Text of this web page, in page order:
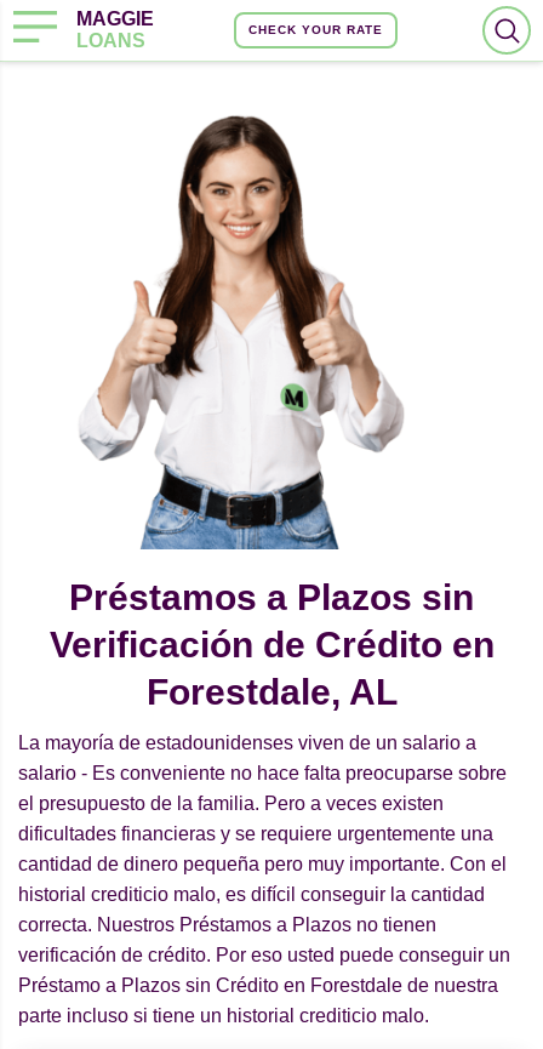
MAGGIE
LOANS
CHECK YOUR RATE
Préstamos a Plazos sin
Verificación de Crédito en
Forestdale, AL
La mayoría de estadounidenses viven de un salario a
salario - Es conveniente no hace falta preocuparse sobre
el presupuesto de la familia. Pero a veces existen
dificultades financieras y se requiere urgentemente una
cantidad de dinero pequeña pero muy importante. Con el
historial crediticio malo, es difícil conseguir la cantidad
correcta. Nuestros Préstamos a Plazos no tienen
verificación de crédito. Por eso usted puede conseguir un
Préstamo a Plazos sin Crédito en Forestdale de nuestra
parte incluso si tiene un historial crediticio malo.